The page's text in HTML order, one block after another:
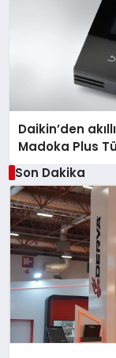
Daikin’den
Madoka Plus
Son Dakika